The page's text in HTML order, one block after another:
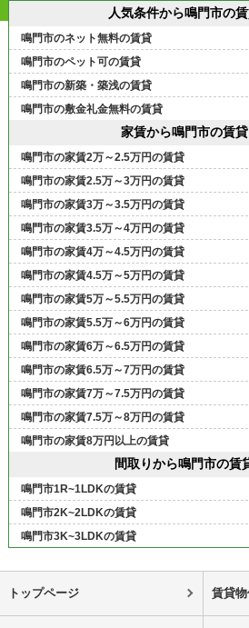
人気条件から鳴門市の
鳴門市のネット無料の賃貸
鳴門市のペット可の賃貸
鳴門市の新築・築浅の賃貸
鳴門市の敷金礼金無料の賃貸
家賃から鳴門市の賃
鳴門市の家賃2万～2.5万円の賃貸
鳴門市の家賃2.5万～3万円の賃貸
鳴門市の家賃3万～3.5万円の賃貸
鳴門市の家賃3.5万～4万円の賃貸
鳴門市の家賃4万～4.5万円の賃貸
鳴門市の家賃4.5万～5万円の賃貸
鳴門市の家賃5万～5.5万円の賃貸
鳴門市の家賃5.5万～6万円の賃貸
鳴門市の家賃6万～6.5万円の賃貸
鳴門市の家賃6.5万～7万円の賃貸
鳴門市の家賃7万～7.5万円の賃貸
鳴門市の家賃7.5万～8万円の賃貸
鳴門市の家賃8万円以上の賃貸
間取りから鳴門市の賃
鳴門市1R~1LDKの賃貸
鳴門市2K~2LDKの賃貸
鳴門市3K~3LDKの賃貸
トップページ 賃貸